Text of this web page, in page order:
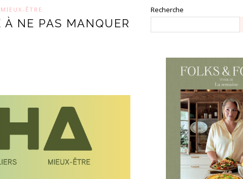
ÊTRE
À NE PAS MANQUER
Recherche